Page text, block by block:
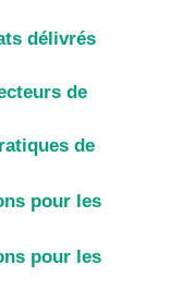
délivrés
de
de
pour les
pour les